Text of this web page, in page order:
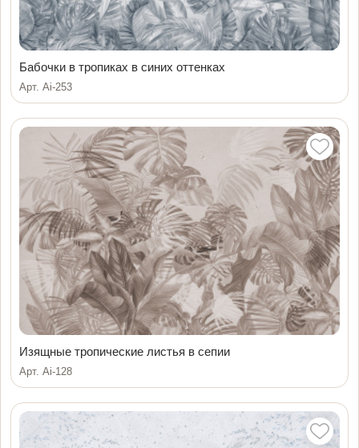
Бабочки в тропиках в синих оттенках
Арт. Ai-253
Изящные тропические листья в сепии
Арт. Ai-128